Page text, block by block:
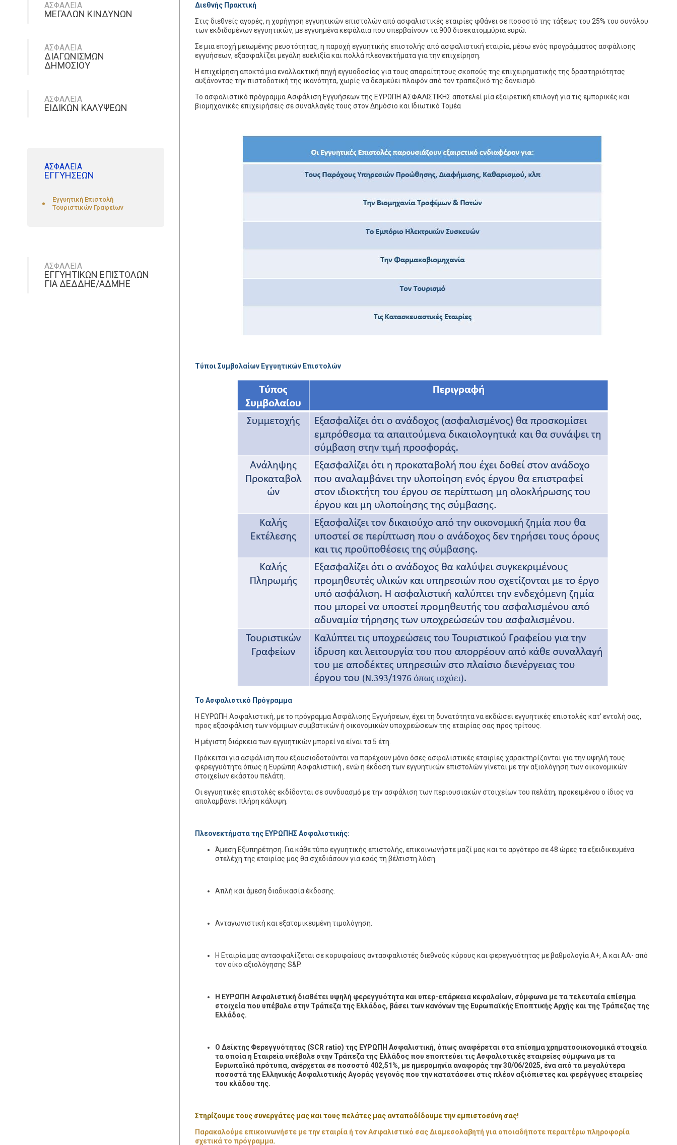
ΑΣΦΑΛΕΙΑ
ΜΕΓΑΛΩΝ ΚΙΝΔΥΝΩΝ
ΑΣΦΑΛΕΙΑ
ΔΙΑΓΩΝΙΣΜΩΝ
ΔΗΜΟΣΙΟΥ
ΑΣΦΑΛΕΙΑ
ΕΙΔΙΚΩΝ ΚΑΛΥΨΕΩΝ
ΑΣΦΑΛΕΙΑ
ΕΓΓΥΗΣΕΩΝ
Εγγυητική Επιστολή
Τουριστικών Γραφείων
ΑΣΦΑΛΕΙΑ
ΕΓΓΥΗΤΙΚΩΝ ΕΠΙΣΤΟΛΩΝ
ΓΙΑ ΔΕΔΔΗΕ/ΑΔΜΗΕ
Διεθνής Πρακτική
Στις διεθνείς αγορές, η χορήγηση εγγυητικών επιστολών από ασφαλιστικές εταιρίες φθάνει σε ποσοστό της τάξεως του 25% του συνόλου
των εκδιδομένων εγγυητικών, με εγγυημένα κεφάλαια που υπερβαίνουν τα 900 δισεκατομμύρια ευρώ.
Σε μια εποχή μειωμένης ρευστότητας, η παροχή εγγυητικής επιστολής από ασφαλιστική εταιρία, μέσω ενός προγράμματος ασφάλισης
εγγυήσεων, εξασφαλίζει μεγάλη ευελιξία και πολλά πλεονεκτήματα για την επιχείρηση.
Η επιχείρηση αποκτά μια εναλλακτική πηγή εγγυοδοσίας για τους απαραίτητους σκοπούς της επιχειρηματικής της δραστηριότητας
αυξάνοντας την πιστοδοτική της ικανότητα, χωρίς να δεσμεύει πλαφόν από τον τραπεζικό της δανεισμό.
Το ασφαλιστικό πρόγραμμα Ασφάλιση Εγγυήσεων της ΕΥΡΩΠΗ ΑΣΦΑΛΙΣΤΙΚΗΣ αποτελεί μία εξαιρετική επιλογή για τις εμπορικές και
βιομηχανικές επιχειρήσεις σε συναλλαγές τους στον Δημόσιο και Ιδιωτικό Τομέα
Τύποι Συμβολαίων Εγγυητικών Επιστολών
Το Ασφαλιστικό Πρόγραμμα
Η ΕΥΡΩΠΗ Ασφαλιστική, με το πρόγραμμα Ασφάλισης Εγγυήσεων, έχει τη δυνατότητα να εκδώσει εγγυητικές επιστολές κατ’ εντολή σας,
προς εξασφάλιση των νόμιμων συμβατικών ή οικονομικών υποχρεώσεων της εταιρίας σας προς τρίτους.
Η μέγιστη διάρκεια των εγγυητικών μπορεί να είναι τα 5 έτη.
Πρόκειται για ασφάλιση που εξουσιοδοτούνται να παρέχουν μόνο όσες ασφαλιστικές εταιρίες χαρακτηρίζονται για την υψηλή τους
φερεγγυότητα όπως η Ευρώπη Ασφαλιστική , ενώ η έκδοση των εγγυητικών επιστολών γίνεται με την αξιολόγηση των οικονομικών
στοιχείων εκάστου πελάτη.
Οι εγγυητικές επιστολές εκδίδονται σε συνδυασμό με την ασφάλιση των περιουσιακών στοιχείων του πελάτη, προκειμένου ο ίδιος να
απολαμβάνει πλήρη κάλυψη.
Πλεονεκτήματα της ΕΥΡΩΠΗΣ Ασφαλιστικής:
Άμεση Εξυπηρέτηση. Για κάθε τύπο εγγυητικής επιστολής, επικοινωνήστε μαζί μας και το αργότερο σε 48 ώρες τα εξειδικευμένα
στελέχη της εταιρίας μας θα σχεδιάσουν για εσάς τη βέλτιστη λύση.
Απλή και άμεση διαδικασία έκδοσης.
Ανταγωνιστική και εξατομικευμένη τιμολόγηση.
Η Εταιρία μας αντασφαλίζεται σε κορυφαίους αντασφαλιστές διεθνούς κύρους και φερεγγυότητας με βαθμολογία Α+, Α και ΑΑ- από
τον οίκο αξιολόγησης S&P.
Η ΕΥΡΩΠΗ Ασφαλιστική διαθέτει υψηλή φερεγγυότητα και υπερ-επάρκεια κεφαλαίων, σύμφωνα με τα τελευταία επίσημα
στοιχεία που υπέβαλε στην Τράπεζα της Ελλάδος, βάσει των κανόνων της Ευρωπαϊκής Εποπτικής Αρχής και της Τράπεζας της
Ελλάδος.
Ο Δείκτης Φερεγγυότητας (SCR ratio) της ΕΥΡΩΠΗ Ασφαλιστική, όπως αναφέρεται στα επίσημα χρηματοοικονομικά στοιχεία
τα οποία η Εταιρεία υπέβαλε στην Τράπεζα της Ελλάδος που εποπτεύει τις Ασφαλιστικές εταιρείες σύμφωνα με τα
Ευρωπαϊκά πρότυπα, ανέρχεται σε ποσοστό 402,51%, με ημερομηνία αναφοράς την 30/06/2025, ένα από τα μεγαλύτερα
ποσοστά της Ελληνικής Ασφαλιστικής Αγοράς γεγονός που την κατατάσσει στις πλέον αξιόπιστες και φερέγγυες εταιρείες
του κλάδου της.
Στηρίζουμε τους συνεργάτες μας και τους πελάτες μας ανταποδίδουμε την εμπιστοσύνη σας!
Παρακαλούμε επικοινωνήστε με την εταιρία ή τον Ασφαλιστικό σας Διαμεσολαβητή για οποιαδήποτε περαιτέρω πληροφορία
σχετικά το πρόγραμμα.